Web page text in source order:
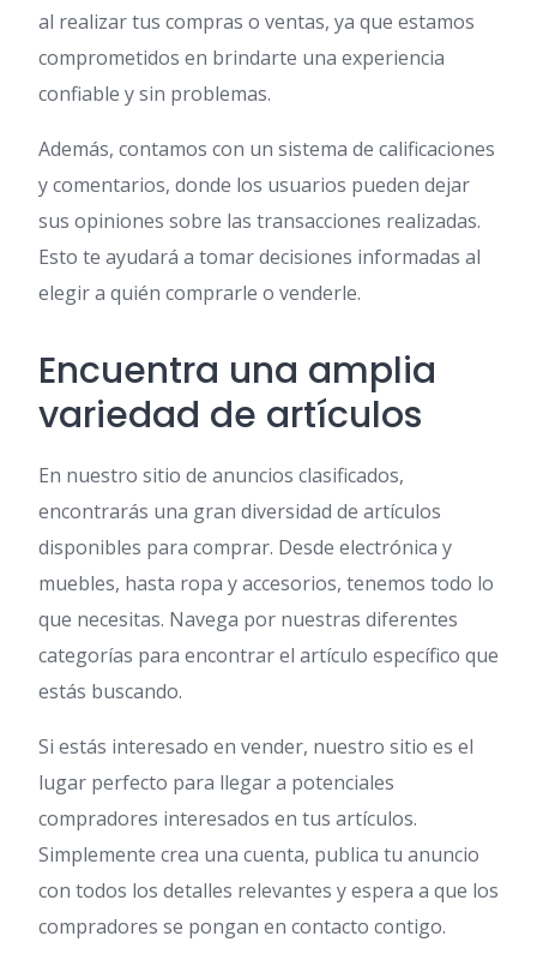
al realizar tus compras o ventas, ya que estamos
comprometidos en brindarte una experiencia
confiable y sin problemas.
Además, contamos con un sistema de calificaciones
y comentarios, donde los usuarios pueden dejar
sus opiniones sobre las transacciones realizadas.
Esto te ayudará a tomar decisiones informadas al
elegir a quién comprarle o venderle.
Encuentra una amplia
variedad de artículos
En nuestro sitio de anuncios clasificados,
encontrarás una gran diversidad de artículos
disponibles para comprar. Desde electrónica y
muebles, hasta ropa y accesorios, tenemos todo lo
que necesitas. Navega por nuestras diferentes
categorías para encontrar el artículo específico que
estás buscando.
Si estás interesado en vender, nuestro sitio es el
lugar perfecto para llegar a potenciales
compradores interesados en tus artículos.
Simplemente crea una cuenta, publica tu anuncio
con todos los detalles relevantes y espera a que los
compradores se pongan en contacto contigo.